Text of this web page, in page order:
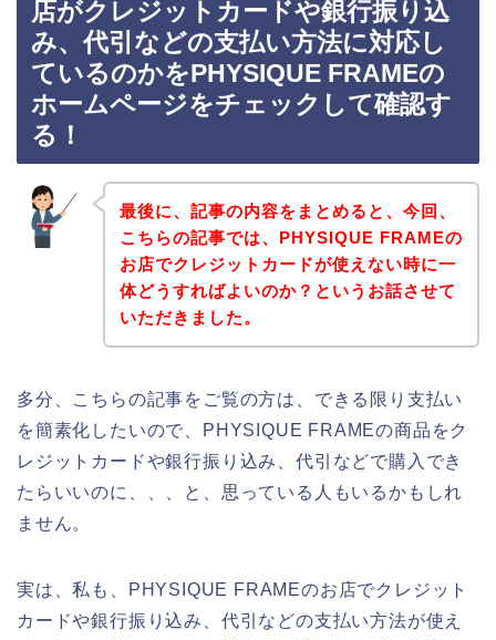
店がクレジットカードや銀行振り込
み、代引などの支払い方法に対応し
ているのかをPHYSIQUE FRAMEの
ホームページをチェックして確認す
る！
最後に、記事の内容をまとめると、今回、
こちらの記事では、PHYSIQUE FRAMEの
お店でクレジットカードが使えない時に一
体どうすればよいのか？というお話させて
いただきました。
多分、こちらの記事をご覧の方は、できる限り支払い
を簡素化したいので、PHYSIQUE FRAMEの商品をク
レジットカードや銀行振り込み、代引などで購入でき
たらいいのに、、、と、思っている人もいるかもしれ
ません。
実は、私も、PHYSIQUE FRAMEのお店でクレジット
カードや銀行振り込み、代引などの支払い方法が使え